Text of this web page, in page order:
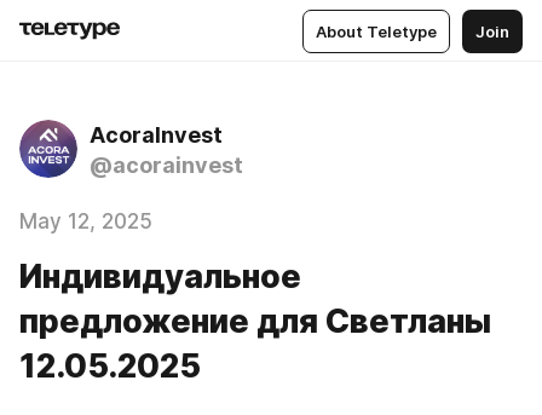
About Teletype Join
AcoraInvest
@acorainvest
May 12, 2025
Индивидуальное
предложение для Светланы
12.05.2025